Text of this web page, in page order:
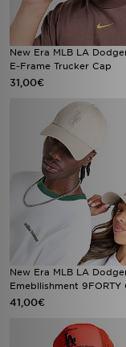
New Era MLB LA
E-Frame Trucker Cap
31,00€
New Era MLB LA
Emebllishment 9FORTY
41,00€